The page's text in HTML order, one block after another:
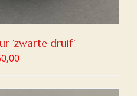
‘zwarte druif’